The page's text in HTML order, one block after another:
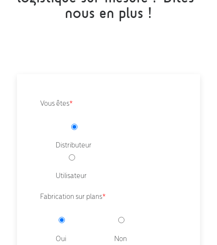
nous en plus !
Vous êtes*
Distributeur
Utilisateur
Fabrication sur plans*
Oui Non